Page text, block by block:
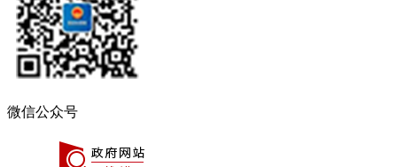
微信公众号